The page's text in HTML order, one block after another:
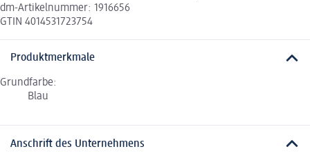
dm-Artikelnummer: 1916656
GTIN 4014531723754
Produktmerkmale
Grundfarbe:
Blau
Anschrift des Unternehmens